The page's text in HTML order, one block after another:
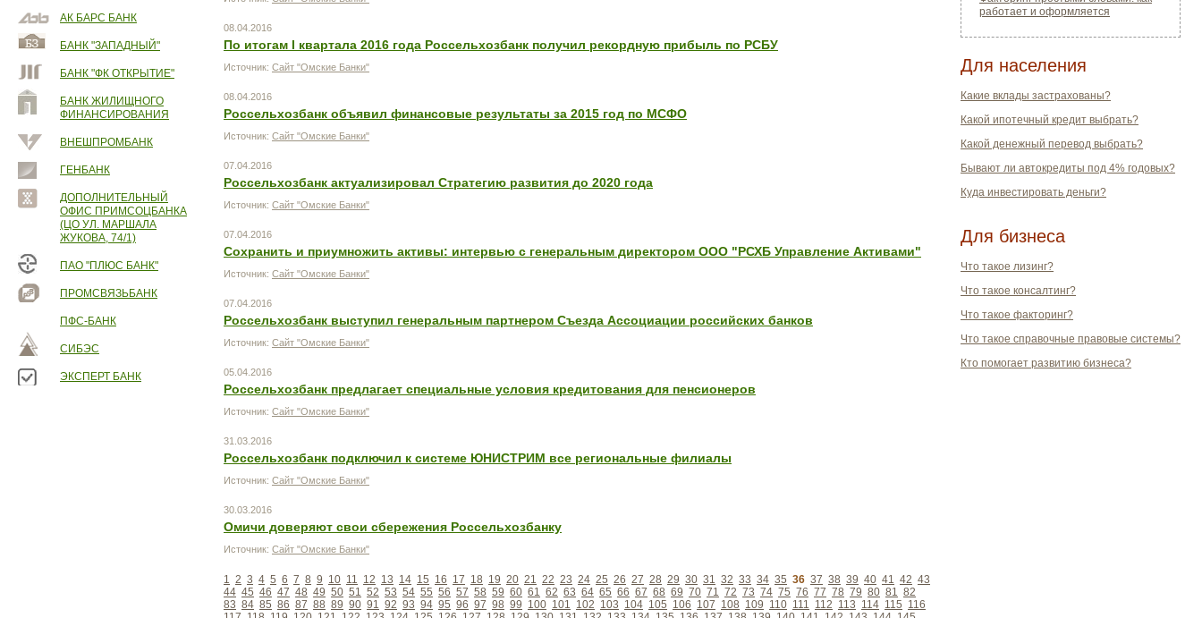
АК БАРС БАНК
БАНК "ЗАПАДНЫЙ"
БАНК "ФК ОТКРЫТИЕ"
БАНК ЖИЛИЩНОГО
ФИНАНСИРОВАНИЯ
ВНЕШПРОМБАНК
ГЕНБАНК
ДОПОЛНИТЕЛЬНЫЙ
ОФИС ПРИМСОЦБАНКА
(ЦО УЛ. МАРШАЛА
ЖУКОВА, 74/1)
ПАО "ПЛЮС БАНК"
ПРОМСВЯЗЬБАНК
ПФС-БАНК
СИБЭС
ЭКСПЕРТ БАНК
08.04.2016
По итогам I квартала 2016 года Россельхозбанк получил рекордную прибыль по РСБУ
Источник: Сайт "Омские Банки"
08.04.2016
Россельхозбанк объявил финансовые результаты за 2015 год по МСФО
Источник: Сайт "Омские Банки"
07.04.2016
Россельхозбанк актуализировал Стратегию развития до 2020 года
Источник: Сайт "Омские Банки"
07.04.2016
Сохранить и приумножить активы: интервью с генеральным директором ООО "РСХБ Управление Активами"
Источник: Сайт "Омские Банки"
07.04.2016
Россельхозбанк выступил генеральным партнером Съезда Ассоциации российских банков
Источник: Сайт "Омские Банки"
05.04.2016
Россельхозбанк предлагает специальные условия кредитования для пенсионеров
Источник: Сайт "Омские Банки"
31.03.2016
Россельхозбанк подключил к системе ЮНИСТРИМ все региональные филиалы
Источник: Сайт "Омские Банки"
30.03.2016
Омичи доверяют свои сбережения Россельхозбанку
Источник: Сайт "Омские Банки"
1 2 3 4 5 6 7 8 9 10 11 12 13 14 15 16 17 18 19 20 21 22 23 24 25 26 27 28 29 30 31 32 33 34 35 36 37 38 39 40 41 42 43
44 45 46 47 48 49 50 51 52 53 54 55 56 57 58 59 60 61 62 63 64 65 66 67 68 69 70 71 72 73 74 75 76 77 78 79 80 81 82
83 84 85 86 87 88 89 90 91 92 93 94 95 96 97 98 99 100 101 102 103 104 105 106 107 108 109 110 111 112 113 114 115 116
работает и оформляется
Для населения
Какие вклады застрахованы?
Какой ипотечный кредит выбрать?
Какой денежный перевод выбрать?
Бывают ли автокредиты под 4% годовых?
Куда инвестировать деньги?
Для бизнеса
Что такое лизинг?
Что такое консалтинг?
Что такое факторинг?
Что такое справочные правовые системы?
Кто помогает развитию бизнеса?